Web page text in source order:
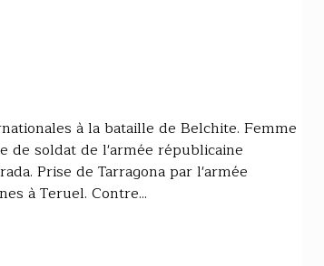
à la bataille de Belchite. Femme
de soldat de l'armée républicaine
Prise de Tarragona par l'armée
à Teruel. Contre...